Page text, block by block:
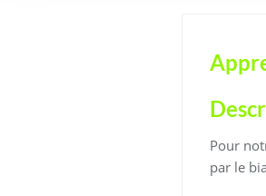
Pour
par le